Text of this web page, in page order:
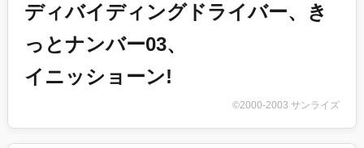
ディバイディングドライバー、き
っとナンバー03、
イニッショーン!
©2000-2003 サンライズ